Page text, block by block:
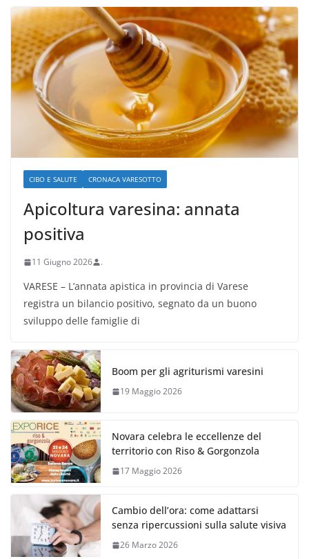
CIBO E SALUTE CRONACA VARESOTTO
Apicoltura varesina: annata
positiva
11 Giugno 2026 .
VARESE – L’annata apistica in provincia di Varese
registra un bilancio positivo, segnato da un buono
sviluppo delle famiglie di
Boom per gli agriturismi varesini
19 Maggio 2026
Novara celebra le eccellenze del
territorio con Riso & Gorgonzola
17 Maggio 2026
Cambio dell’ora: come adattarsi
senza ripercussioni sulla salute visiva
26 Marzo 2026